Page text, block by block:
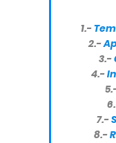
1.-
2.-
3.-
4.-
7.-
8.-